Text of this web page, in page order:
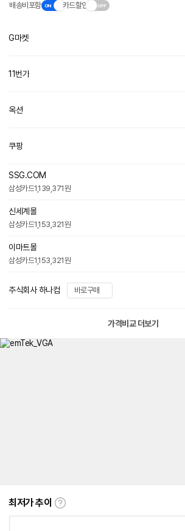
배송비포함 카드할인
G마켓
11번가
옥션
쿠팡
SSG.COM
삼성카드1,139,371원
신세계몰
삼성카드1,153,321원
이마트몰
삼성카드1,153,321원
주식회사 하나컴 바로구매
가격비교 더보기
최저가 추이
최